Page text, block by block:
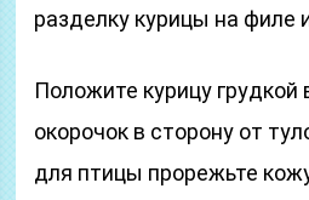
разделку курицы на филе
Положите курицу грудкой
окорочок в сторону от
для птицы прорежьте